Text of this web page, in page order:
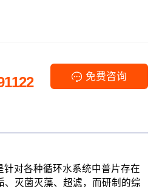
免费咨询
针对各种循环水系统中普片存在
、灭菌灭藻、超滤，而研制的综